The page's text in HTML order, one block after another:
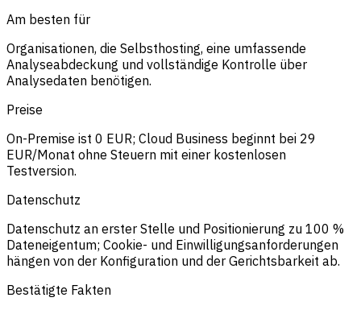
Am besten für
Organisationen, die Selbsthosting, eine umfassende
Analyseabdeckung und vollständige Kontrolle über
Analysedaten benötigen.
Preise
On-Premise ist 0 EUR; Cloud Business beginnt bei 29
EUR/Monat ohne Steuern mit einer kostenlosen
Testversion.
Datenschutz
Datenschutz an erster Stelle und Positionierung zu 100 %
Dateneigentum; Cookie- und Einwilligungsanforderungen
hängen von der Konfiguration und der Gerichtsbarkeit ab.
Bestätigte Fakten